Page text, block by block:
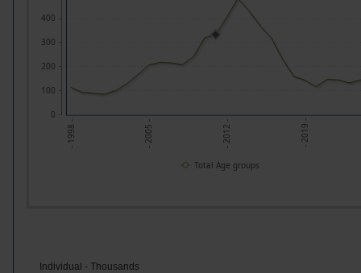
- 1998 - - 2005 - - 2012 - - 2019 -
0
100
200
300
400
Total Age groups
Individual - Thousands